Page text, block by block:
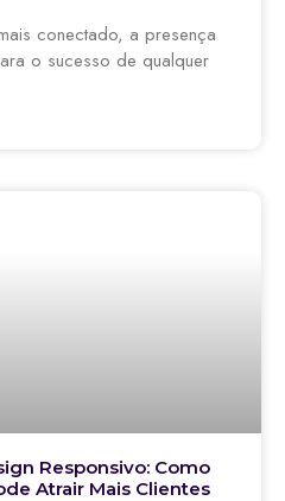
conectado, a presença
o sucesso de qualquer
Responsivo: Como
Atrair Mais Clientes